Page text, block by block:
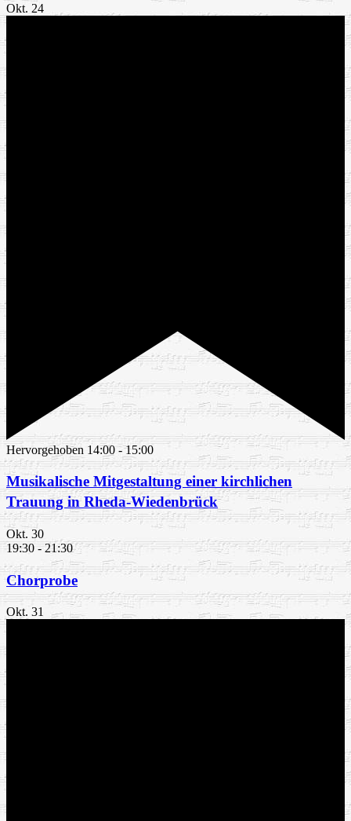
Okt. 24
Hervorgehoben 14:00 -15:00
Musikalische Mitgestaltung einer kirchlichen
Trauung in Rheda-Wiedenbrück
Okt. 30
19:30 - 21:30
Chorprobe
Okt. 31